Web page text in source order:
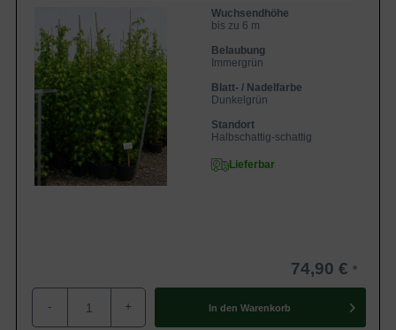
Wuchsendhöhe
bis zu 6 m
Belaubung
Immergrün
Blatt- / Nadelfarbe
Dunkelgrün
Standort
Halbschattig-schattig
Lieferbar
74,90 €
- + In den Warenkorb